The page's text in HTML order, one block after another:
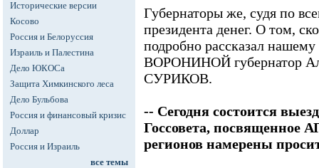
Исторические версии
Косово
Россия и Белоруссия
Израиль и Палестина
Дело ЮКОСа
Защита Химкинского леса
Дело Бульбова
Россия и финансовый кризис
Доллар
Россия и Израиль
все темы
Губернаторы же, судя по
президента денег. О том,
подробно рассказал
ВОРОНИНОЙ губернатор
СУРИКОВ.
-- Сегодня состоится
Госсовета, посвященное
регионов намерены